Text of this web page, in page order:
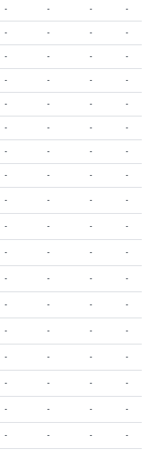
- - - -
- - - -
- - - -
- - - -
- - - -
- - - -
- - - -
- - - -
- - - -
- - - -
- - - -
- - - -
- - - -
- - - -
- - - -
- - - -
- - - -
- - - -